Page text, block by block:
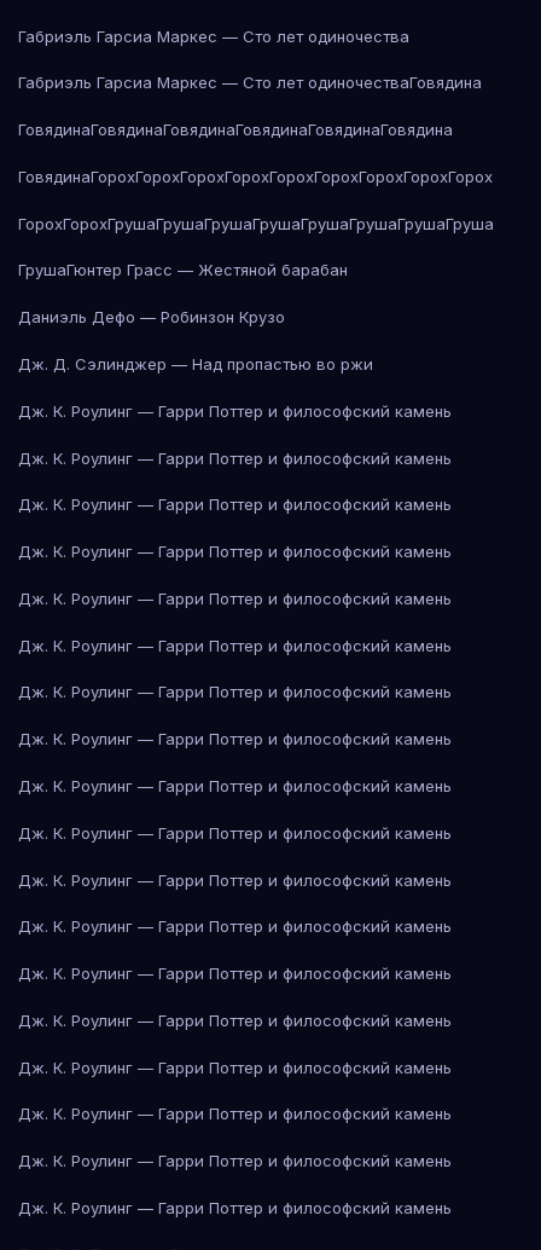
Габриэль Гарсиа Маркес — Сто лет одиночества
Габриэль Гарсиа Маркес — Сто лет одиночестваГовядина
ГовядинаГовядинаГовядинаГовядинаГовядинаГовядина
ГовядинаГорохГорохГорохГорохГорохГорохГорохГорохГорох
ГорохГорохГрушаГрушаГрушаГрушаГрушаГрушаГрушаГруша
ГрушаГюнтер Грасс — Жестяной барабан
Даниэль Дефо — Робинзон Крузо
Дж. Д. Сэлинджер — Над пропастью во ржи
Дж. К. Роулинг — Гарри Поттер и философский камень
Дж. К. Роулинг — Гарри Поттер и философский камень
Дж. К. Роулинг — Гарри Поттер и философский камень
Дж. К. Роулинг — Гарри Поттер и философский камень
Дж. К. Роулинг — Гарри Поттер и философский камень
Дж. К. Роулинг — Гарри Поттер и философский камень
Дж. К. Роулинг — Гарри Поттер и философский камень
Дж. К. Роулинг — Гарри Поттер и философский камень
Дж. К. Роулинг — Гарри Поттер и философский камень
Дж. К. Роулинг — Гарри Поттер и философский камень
Дж. К. Роулинг — Гарри Поттер и философский камень
Дж. К. Роулинг — Гарри Поттер и философский камень
Дж. К. Роулинг — Гарри Поттер и философский камень
Дж. К. Роулинг — Гарри Поттер и философский камень
Дж. К. Роулинг — Гарри Поттер и философский камень
Дж. К. Роулинг — Гарри Поттер и философский камень
Дж. К. Роулинг — Гарри Поттер и философский камень
Дж. К. Роулинг — Гарри Поттер и философский камень